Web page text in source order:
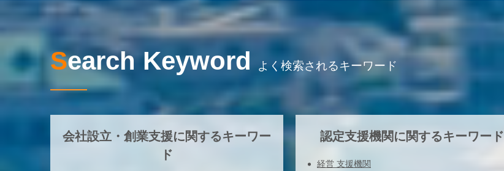
Search Keyword よく検索されるキーワード
会社設立・創業支援に関するキーワー
ド
認定支援機関に関するキーワード
経営 支援機関